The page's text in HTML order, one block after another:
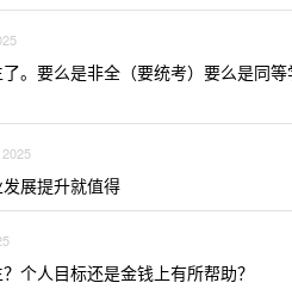
。要么是非全（要统考）要么是同等
展提升就值得
个人目标还是金钱上有所帮助？